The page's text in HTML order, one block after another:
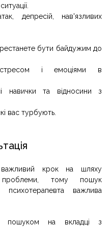
депресій, нав'язливих
бути байдужим до
стресом і емоціями в
навички та відносини з
вас турбують.
крок на шляху
проблеми, тому пошук
психотерапевта важлива
пошуком на вкладці з